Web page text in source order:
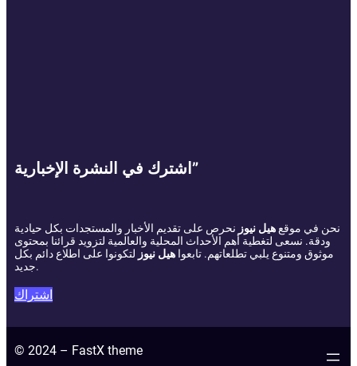
اشترك في النشرة الإخبارية”
نحن في موقعهيل نيوز نحرص على تقديم الأخبار والمستجدات بكل حيادية
ودقة. نسعى لتغطية أهم الأحداث المحلية والعالمية لتزويد قرائنا بمحتوى
موثوق ومتنوع يلبي تطلعاتهم. تابعوا هيل نيوز لتكونوا على اطلاع دائم بكل
جديد.
اشتراك
© 2024 – FastX theme